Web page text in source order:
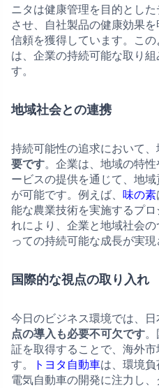
ニタは健康管理を目的とし
させ、自社製品の健康効果
信頼を獲得しています。こ
は、企業の持続可能な取り
す。
地域社会との連携
持続可能性の追求において
要です。企業は、地域の特
ービスの提供を通じて、地
が可能です。例えば、 味の素
能な農業技術を実施するプ
れにより、企業と地域社会
っての持続可能な成長が実現
国際的な視点の取り入れ
今日のビジネス環境では、日
点の導入も必要不可欠です
証を取得することで、海外
す。
トヨタ自動車は、環境
電気自動車の開発に注力し